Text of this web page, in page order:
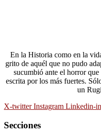
En la Historia como en la
grito de aquél que no pudo
sucumbió ante el horror
escrita por los más fuertes.
un
X-twitter Instagram Linkedin-in
Secciones